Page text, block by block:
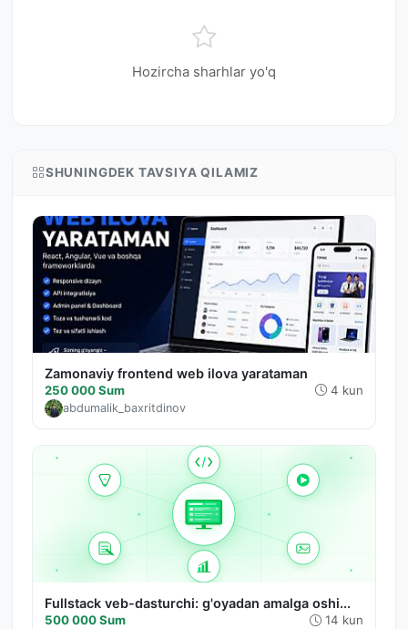
Hozircha sharhlar yo'q
SHUNINGDEK TAVSIYA QILAMIZ
Zamonaviy frontend web ilova yarataman
250 000 Sum 4 kun
abdumalik_baxritdinov
Fullstack veb-dasturchi: g'oyadan amalga oshi...
500 000 Sum 14 kun